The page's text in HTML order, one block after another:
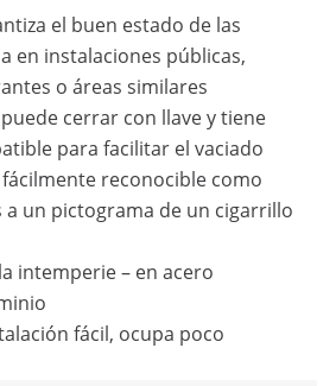
el buen estado de las
en instalaciones públicas,
o áreas similares
cerrar con llave y tiene
para facilitar el vaciado
fácilmente reconocible como
a un pictograma de un cigarrillo
intemperie – en acero
fácil, ocupa poco